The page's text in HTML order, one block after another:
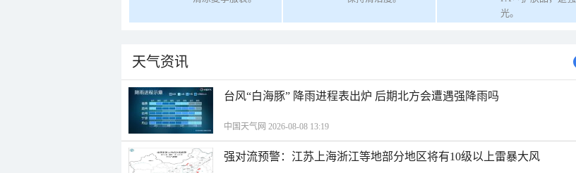
光。
天气资讯
台风“白海豚” 降雨进程表出炉 后期北方会遭遇强降雨吗
中国天气网 2026-08-08 13:19
强对流预警：江苏上海浙江等地部分地区将有10级以上雷暴大风